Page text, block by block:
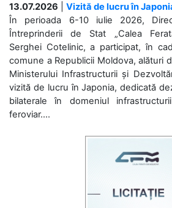
13.07.2026
Vizită de lucru în
În perioada 6-10 iulie 2026,
Întreprinderii de Stat „Calea
Serghei Cotelinic, a participat, în
comune a Republicii Moldova, alături
Ministerului Infrastructurii și
vizită de lucru în Japonia, dedicată
bilaterale în domeniul
feroviar....